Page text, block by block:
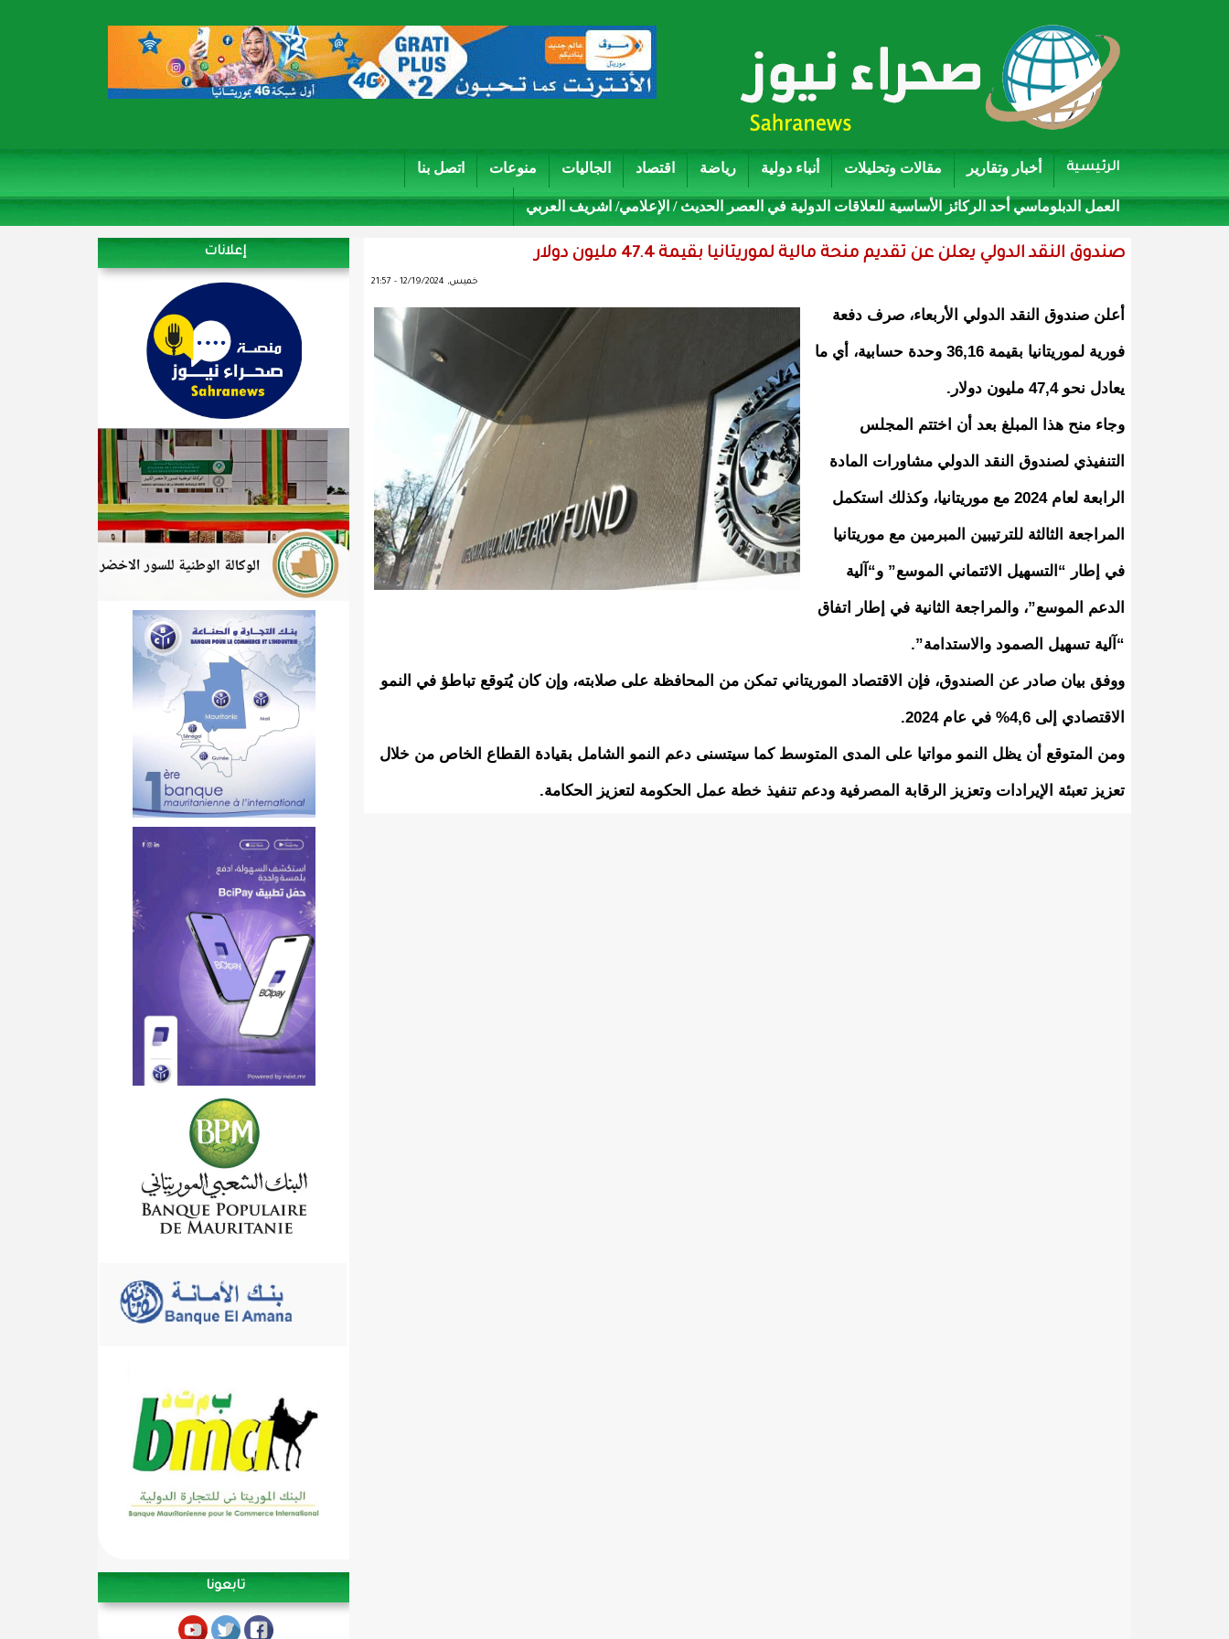
الرئيسية أخبار وتقارير مقالات وتحليلات أنباء دولية رياضة اقتصاد الجاليات منوعات اتصل بنا
العمل الدبلوماسي أحد الركائز الأساسية للعلاقات الدولية في العصر الحديث / الإعلامي/ اشريف العربي
صندوق النقد الدولي يعلن عن تقديم منحة مالية لموريتانيا بقيمة 47.4 مليون دولار
خميس, 12/19/2024 - 21:57
أعلن صندوق النقد الدولي الأربعاء، صرف دفعة
فورية لموريتانيا بقيمة 36,16 وحدة حسابية، أي ما
يعادل نحو 47,4 مليون دولار.
وجاء منح هذا المبلغ بعد أن اختتم المجلس
التنفيذي لصندوق النقد الدولي مشاورات المادة
الرابعة لعام 2024 مع موريتانيا، وكذلك استكمل
المراجعة الثالثة للترتيبين المبرمين مع موريتانيا
في إطار “التسهيل الائتماني الموسع” و“آلية
الدعم الموسع”، والمراجعة الثانية في إطار اتفاق
“آلية تسهيل الصمود والاستدامة”.
ووفق بيان صادر عن الصندوق، فإن الاقتصاد الموريتاني تمكن من المحافظة على صلابته، وإن كان يُتوقع تباطؤ في النمو
الاقتصادي إلى 4,6% في عام 2024.
ومن المتوقع أن يظل النمو مواتيا على المدى المتوسط كما سيتسنى دعم النمو الشامل بقيادة القطاع الخاص من خلال
تعزيز تعبئة الإيرادات وتعزيز الرقابة المصرفية ودعم تنفيذ خطة عمل الحكومة لتعزيز الحكامة.
إعلانات
تابعونا